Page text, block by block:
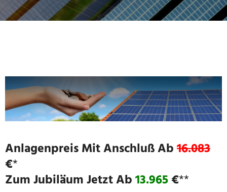
Anlagenpreis Mit Anschluß Ab16.083
€*
Zum Jubiläum Jetzt Ab13.965€**